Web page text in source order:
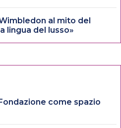
al mito del
lingua del lusso»
come spazio